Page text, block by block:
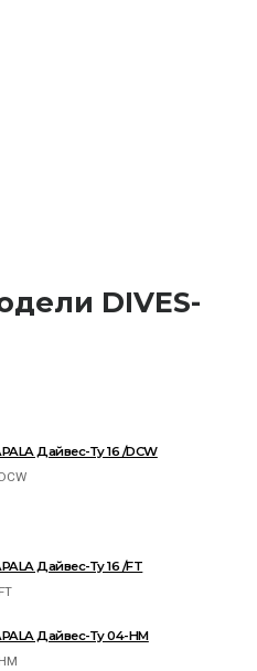
DIVES-
Дайвес-Ту 16 /DCW
Дайвес-Ту 16 /FT
Дайвес-Ту 04-HM